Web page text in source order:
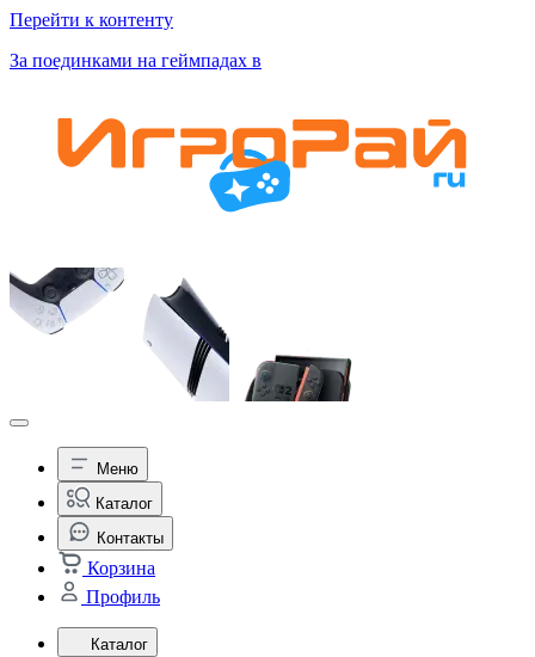
Перейти к контенту
За поединками на геймпадах в
Меню
Каталог
Контакты
Корзина
Профиль
Каталог